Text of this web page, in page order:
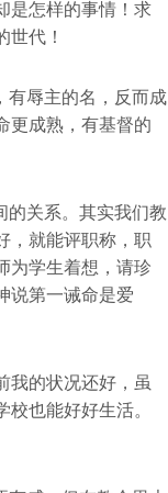
是怎样的事情！求
代！
有辱主的名，反而成
更成熟，有基督的
的关系。其实我们教
，就能评职称，职
为学生着想，请珍
说第一诫命是爱
我的状况还好，虽
也能好好生活。